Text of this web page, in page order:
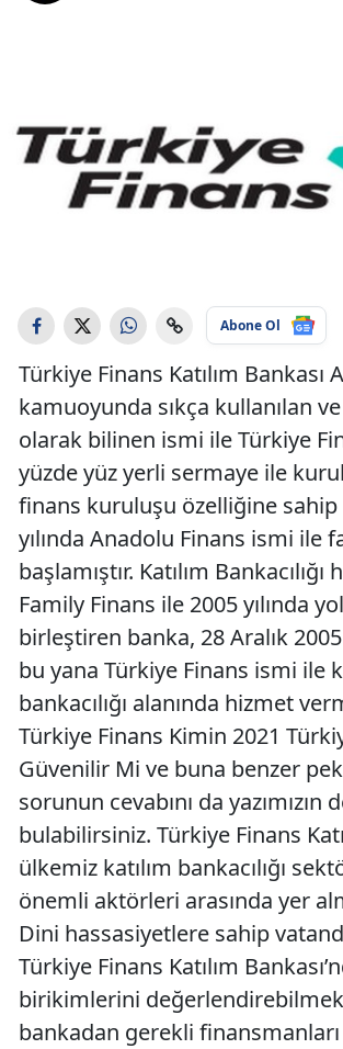
Abone Ol
Türkiye Finans Katılım Bankası
kamuoyunda sıkça kullanılan
olarak bilinen ismi ile Türkiye
yüzde yüz yerli sermaye ile
finans kuruluşu özelliğine sahip
yılında Anadolu Finans ismi ile
başlamıştır. Katılım
Family Finans ile 2005 yılında
birleştiren banka, 28 Aralık
bu yana Türkiye Finans ismi ile
bankacılığı alanında hizmet
Türkiye Finans Kimin 2021
Güvenilir Mi ve buna benzer
sorunun cevabını da yazımızın
bulabilirsiniz. Türkiye Finans
ülkemiz katılım bankacılığı
önemli aktörleri arasında yer
Dini hassasiyetlere sahip
Türkiye Finans Katılım
birikimlerini
bankadan gerekli finansmanları